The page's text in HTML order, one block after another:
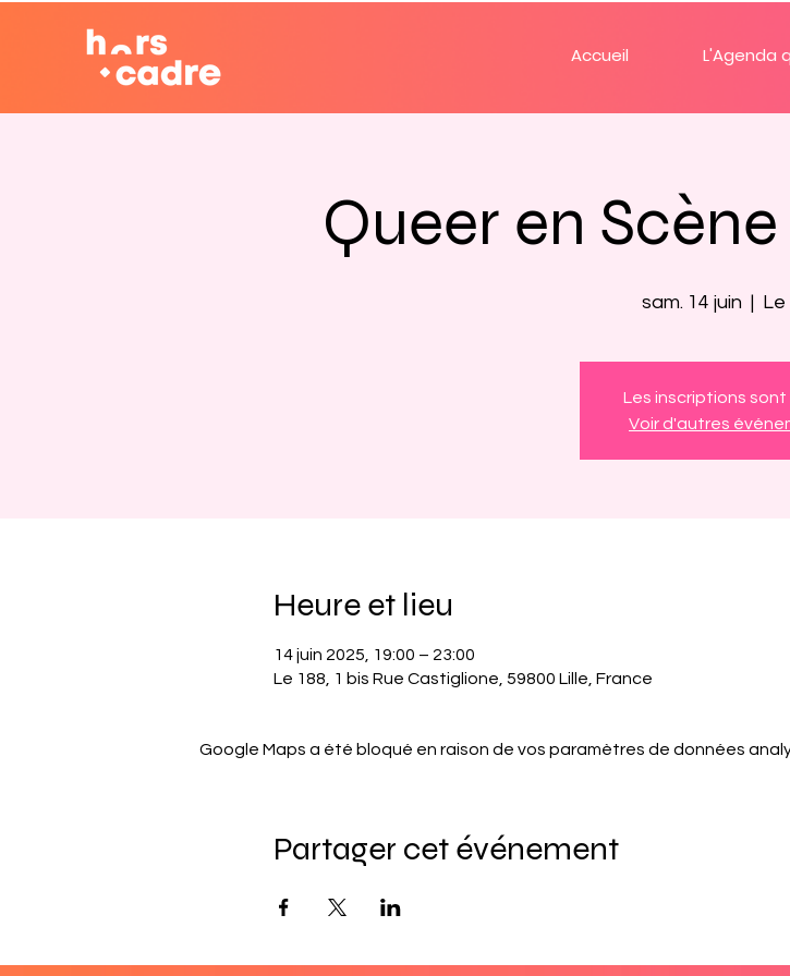
Accueil L'Agenda
Queer en
sam. 14 juin
  |
Le
Les inscriptions sont
Voir d'autres
Heure et lieu
14 juin 2025, 19:00 – 23:00
Le 188, 1 bis Rue Castiglione, 59800 Lille, France
Google Maps a été bloqué en raison de vos paramètres de données
Partager cet événement